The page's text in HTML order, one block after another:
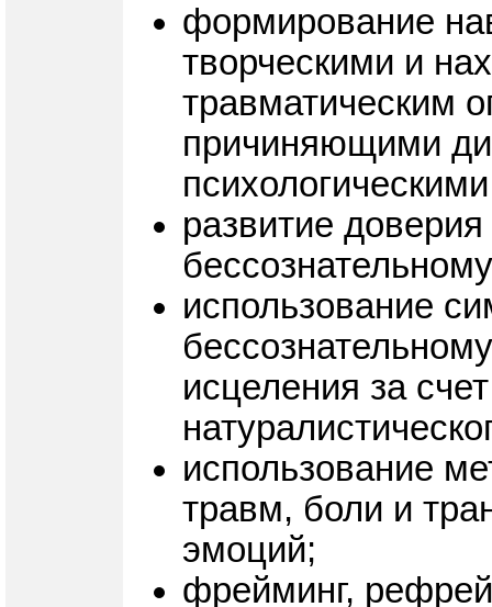
формирование
творческими и
травматическим
причиняющими
развитие
использование
исцеления за
использование
травм, боли и
эмоций;
фрейминг,